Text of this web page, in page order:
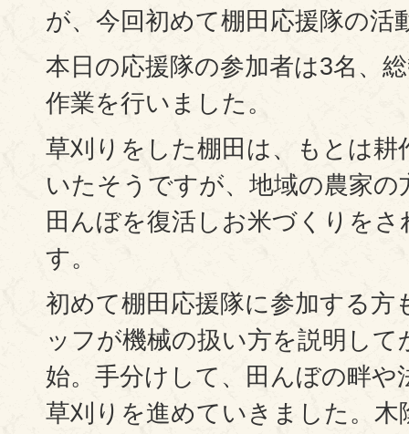
が、今回初めて棚田応援隊の活
本日の応援隊の参加者は3名、
作業を行いました。
草刈りをした棚田は、もとは耕
いたそうですが、地域の農家の
田んぼを復活しお米づくりを
す。
初めて棚田応援隊に参加する方
ッフが機械の扱い方を説明して
始。手分けして、田んぼの畔や
草刈りを進めていきました。木